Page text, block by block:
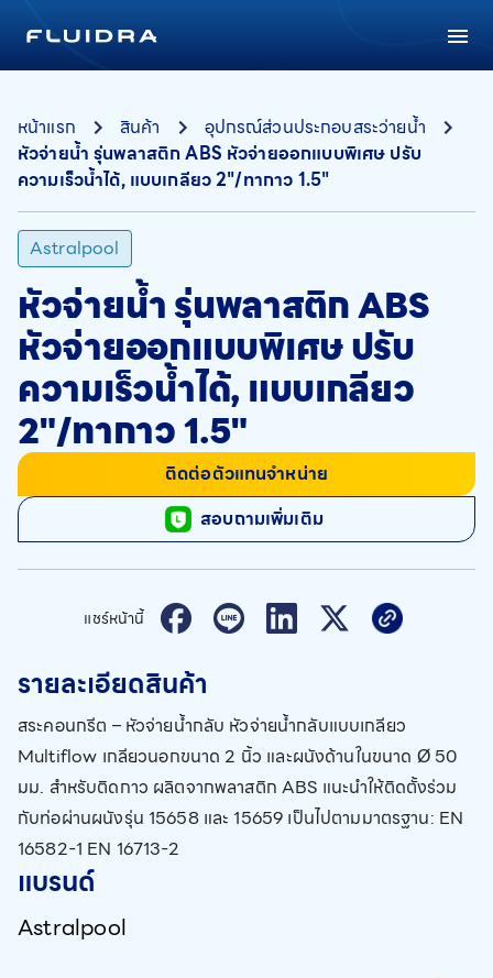
หน้าแรก สินค้า
อุปกรณ์ส่วนประกอบสระว่ายน้ำ
หัวจ่ายน้ำ รุ่นพลาสติก ABS หัวจ่ายออกแบบพิเศษ ปรับ
ความเร็วน้ำได้, แบบเกลียว 2"/ทากาว 1.5"
Astralpool
หัวจ่ายน้ำ รุ่นพลาสติก ABS
หัวจ่ายออกแบบพิเศษ ปรับ
ความเร็วน้ำได้, แบบเกลียว
2"/ทากาว 1.5"
ติดต่อตัวแทนจำหน่าย
สอบถามเพิ่มเติม
แชร์หน้านี้
รายละเอียดสินค้า
สระคอนกรีต – หัวจ่ายน้ำกลับ หัวจ่ายน้ำกลับแบบเกลียว
Multiflow เกลียวนอกขนาด 2 นิ้ว และผนังด้านในขนาด Ø 50
มม. สำหรับติดกาว ผลิตจากพลาสติก ABS แนะนำให้ติดตั้งร่วม
กับท่อผ่านผนังรุ่น 15658 และ 15659 เป็นไปตามมาตรฐาน: EN
16582-1 EN 16713-2
แบรนด์
Astralpool